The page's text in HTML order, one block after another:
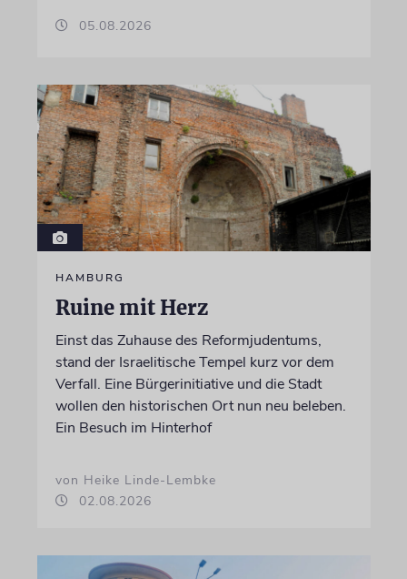
05.08.2026
HAMBURG
Ruine mit Herz
Einst das Zuhause des Reformjudentums,
stand der Israelitische Tempel kurz vor dem
Verfall. Eine Bürgerinitiative und die Stadt
wollen den historischen Ort nun neu beleben.
Ein Besuch im Hinterhof
von Heike Linde-Lembke
02.08.2026